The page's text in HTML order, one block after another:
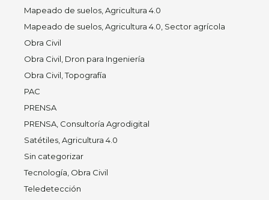
Mapeado de suelos, Agricultura 4.0
Mapeado de suelos, Agricultura 4.0, Sector agrícola
Obra Civil
Obra Civil, Dron para Ingeniería
Obra Civil, Topografía
PAC
PRENSA
PRENSA, Consultoría Agrodigital
Satétiles, Agricultura 4.0
Sin categorizar
Tecnología, Obra Civil
Teledetección